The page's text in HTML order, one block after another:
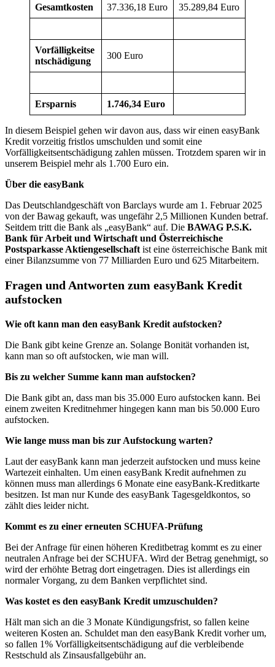
Gesamtkosten 37.336,18 Euro 35.289,84 Euro
Vorfälligkeitse
ntschädigung
300 Euro
Ersparnis 1.746,34 Euro
In diesem Beispiel gehen wir davon aus, dass wir einen easyBank
Kredit vorzeitig fristlos umschulden und somit eine
Vorfälligkeitsentschädigung zahlen müssen. Trotzdem sparen wir in
unserem Beispiel mehr als 1.700 Euro ein.
Über die easyBank
Das Deutschlandgeschäft von Barclays wurde am 1. Februar 2025
von der Bawag gekauft, was ungefähr 2,5 Millionen Kunden betraf.
Seitdem tritt die Bank als „easyBank“ auf. Die BAWAG P.S.K.
Bank für Arbeit und Wirtschaft und Österreichische
Postsparkasse Aktiengesellschaft ist eine österreichische Bank mit
einer Bilanzsumme von 77 Milliarden Euro und 625 Mitarbeitern.
Fragen und Antworten zum easyBank Kredit
aufstocken
Wie oft kann man den easyBank Kredit aufstocken?
Die Bank gibt keine Grenze an. Solange Bonität vorhanden ist,
kann man so oft aufstocken, wie man will.
Bis zu welcher Summe kann man aufstocken?
Die Bank gibt an, dass man bis 35.000 Euro aufstocken kann. Bei
einem zweiten Kreditnehmer hingegen kann man bis 50.000 Euro
aufstocken.
Wie lange muss man bis zur Aufstockung warten?
Laut der easyBank kann man jederzeit aufstocken und muss keine
Wartezeit einhalten. Um einen easyBank Kredit aufnehmen zu
können muss man allerdings 6 Monate eine easyBank-Kreditkarte
besitzen. Ist man nur Kunde des easyBank Tagesgeldkontos, so
zählt dies leider nicht.
Kommt es zu einer erneuten SCHUFA-Prüfung
Bei der Anfrage für einen höheren Kreditbetrag kommt es zu einer
neutralen Anfrage bei der SCHUFA. Wird der Betrag genehmigt, so
wird der erhöhte Betrag dort eingetragen. Dies ist allerdings ein
normaler Vorgang, zu dem Banken verpflichtet sind.
Was kostet es den easyBank Kredit umzuschulden?
Hält man sich an die 3 Monate Kündigungsfrist, so fallen keine
weiteren Kosten an. Schuldet man den easyBank Kredit vorher um,
so fallen 1% Vorfälligkeitsentschädigung auf die verbleibende
Restschuld als Zinsausfallgebühr an.